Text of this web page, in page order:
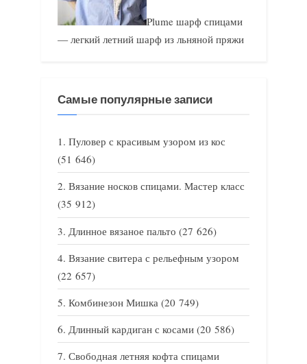
Plume шарф спицами
— легкий летний шарф из льняной пряжи
Самые популярные записи
Пуловер с красивым узором из кос
(51 646)
Вязание носков спицами. Мастер класс
(35 912)
Длинное вязаное пальто (27 626)
Вязание свитера с рельефным узором
(22 657)
Комбинезон Мишка (20 749)
Длинный кардиган с косами (20 586)
Свободная летняя кофта спицами